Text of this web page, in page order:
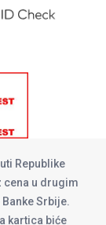
Republike
cena u drugim
Srbije.
kartica biće